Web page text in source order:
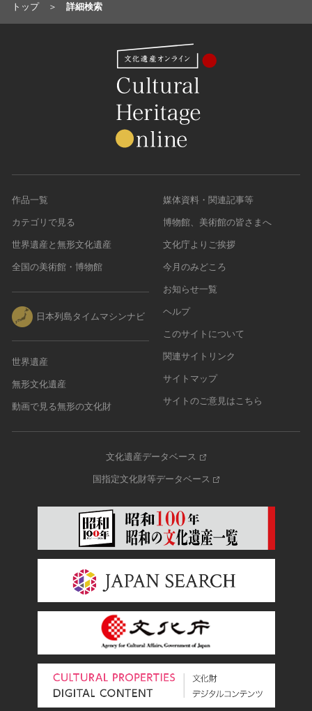
トップ 詳細検索
作品一覧
カテゴリで見る
世界遺産と無形文化遺産
全国の美術館・博物館
日本列島タイムマシンナビ
世界遺産
無形文化遺産
動画で見る無形の文化財
媒体資料・関連記事等
博物館、美術館の皆さまへ
文化庁よりご挨拶
今月のみどころ
お知らせ一覧
ヘルプ
このサイトについて
関連サイトリンク
サイトマップ
サイトのご意見はこちら
文化遺産データベース
国指定文化財等データベース